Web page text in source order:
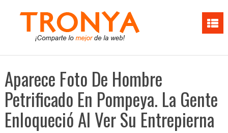
Aparece Foto De Hombre
Petrificado En Pompeya. La Gente
Enloqueció Al Ver Su Entrepierna